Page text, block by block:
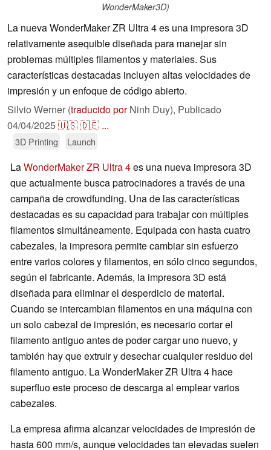
WonderMaker3D)
La nueva WonderMaker ZR Ultra 4 es una impresora 3D
relativamente asequible diseñada para manejar sin
problemas múltiples filamentos y materiales. Sus
características destacadas incluyen altas velocidades de
impresión y un enfoque de código abierto.
Silvio Werner (traducido porNinh Duy), Publicado
04/04/2025🇺🇸🇩🇪 ...
3D Printing Launch
LaWonderMaker ZR Ultra 4es una nueva impresora 3D
que actualmente busca patrocinadores a través de una
campaña de crowdfunding. Una de las características
destacadas es su capacidad para trabajar con múltiples
filamentos simultáneamente. Equipada con hasta cuatro
cabezales, la impresora permite cambiar sin esfuerzo
entre varios colores y filamentos, en sólo cinco segundos,
según el fabricante. Además, la impresora 3D está
diseñada para eliminar el desperdicio de material.
Cuando se intercambian filamentos en una máquina con
un solo cabezal de impresión, es necesario cortar el
filamento antiguo antes de poder cargar uno nuevo, y
también hay que extruir y desechar cualquier residuo del
filamento antiguo. La WonderMaker ZR Ultra 4 hace
superfluo este proceso de descarga al emplear varios
cabezales.
La empresa afirma alcanzar velocidades de impresión de
hasta 600 mm/s, aunque velocidades tan elevadas suelen